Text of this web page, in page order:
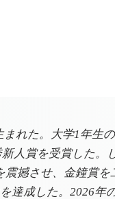
れた。大学1年
人賞を受賞した
撼させ、金鐘賞
成した。2026年